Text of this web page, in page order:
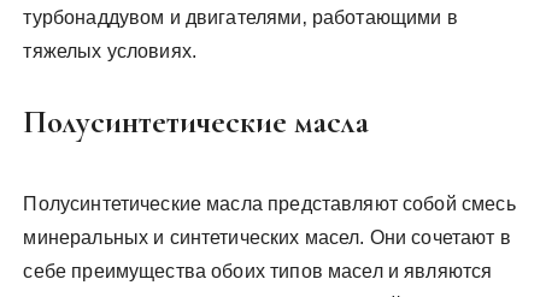
турбонаддувом и двигателями‚ работающими в
тяжелых условиях.
Полусинтетические масла
Полусинтетические масла представляют собой смесь
минеральных и синтетических масел. Они сочетают в
себе преимущества обоих типов масел и являются